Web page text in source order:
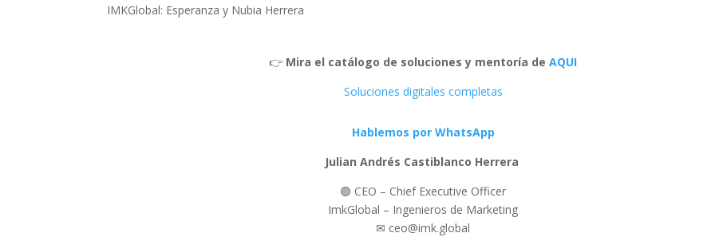
IMKGlobal: Esperanza y Nubia Herrera
👉 Mira el catálogo de soluciones y mentoría de AQUI
Soluciones digitales completas
Hablemos por WhatsApp
Julian Andrés Castiblanco Herrera
🟢 CEO – Chief Executive Officer
ImkGlobal – Ingenieros de Marketing
✉ ceo@imk.global